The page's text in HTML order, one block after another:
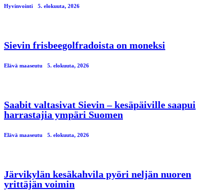
Hyvinvointi 5. elokuuta, 2026
Sievin frisbeegolfradoista on moneksi
Elävä maaseutu 5. elokuuta, 2026
Saabit valtasivat Sievin – kesäpäiville saapui
harrastajia ympäri Suomen
Elävä maaseutu 5. elokuuta, 2026
Järvikylän kesäkahvila pyöri neljän nuoren
yrittäjän voimin